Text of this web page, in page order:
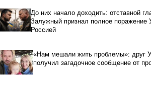
До них начало доходить: отставной
Залужный признал полное поражение
Россией
«Нам мешали жить проблемы»: друг
получил загадочное сообщение от